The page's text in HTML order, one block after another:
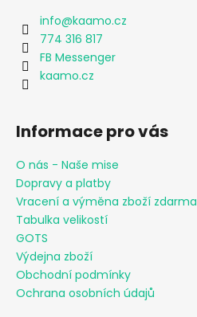
info@kaamo.cz
774 316 817
FB Messenger
kaamo.cz
Informace pro vás
O nás - Naše mise
Dopravy a platby
Vracení a výměna zboží zdarma
Tabulka velikostí
GOTS
Výdejna zboží
Obchodní podmínky
Ochrana osobních údajů